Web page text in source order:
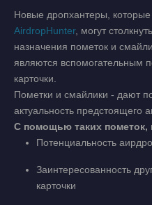
Новые дропхантеры,
AirdropHunter, могут
назначения пометок и
являются вспомогательным
карточки.
Пометки и смайлики - дают
актуальность предстоящего
С помощью таких пометок,
Потенциальность
Заинтересованность
карточки